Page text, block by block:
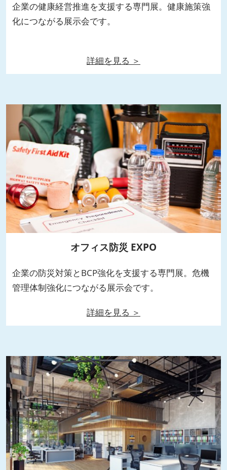
企業の健康経営推進を支援する専門展。健康施策強
化につながる展示会です。
詳細を見る ＞
オフィス防災 EXPO
企業の防災対策とBCP強化を支援する専門展。危機
管理体制強化につながる展示会です。
詳細を見る ＞